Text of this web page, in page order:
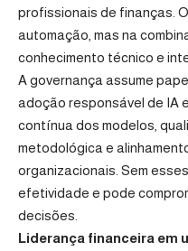
profissionais de finanças.
automação, mas na
conhecimento técnico e
A governança assume
adoção responsável de IA
contínua dos modelos,
metodológica e
organizacionais. Sem
efetividade e pode
decisões.
Liderança financeira em